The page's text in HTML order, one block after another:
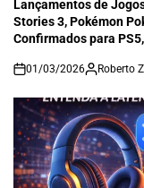
Lançamentos de
Stories 3, Pokémon
Confirmados para
on
01/03/2026 Roberto